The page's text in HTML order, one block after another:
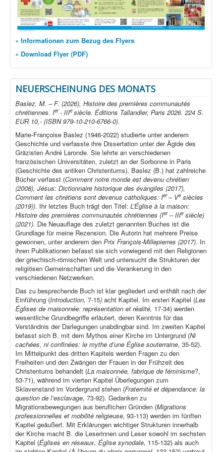
» Informationen zum Bezug des Flyers
» Download Flyer (PDF)
NEUERSCHEINUNG DES MONATS
Baslez, M. – F. (2026), Histoire des premières communautés
chrétiennes. Ier- IIIe siècle. Éditions Tallandier, Paris 2026. 224 S.
EUR 10,- (ISBN 979-10-210-6766-0).
Marie-Françoise Baslez (1946-2022) studierte unter anderem
Geschichte und verfasste ihre Dissertation unter der Ägide des
Gräzisten André Laronde. Sie lehrte an verschiedenen
französischen Universitäten, zuletzt an der Sorbonne in Paris
(Geschichte des antiken Christentums). Baslez (B.) hat zahlreiche
Bücher verfasst (Comment notre monde est devenu chrétien
(2008), Jésus: Dictionnaire historique des évangiles (2017),
Comment les chrétiens sont devenus catholiques: Ier– Ve siècles
(2019)). Ihr letztes Buch trägt den Titel: L’Église à la maison:
Histoire des premières communautés chrétiennes (Ier– IIIe siècle)
(2021). Die Neuauflage des zuletzt genannten Buches ist die
Grundlage für meine Rezension. Die Autorin hat mehrere Preise
gewonnen, unter anderem den Prix François-Millepierres (2017). In
ihren Publikationen befasst sie sich vorwiegend mit den Religionen
der griechisch-römischen Welt und untersucht die Strukturen der
religiösen Gemeinschaften und die Verankerung in den
verschiedenen Netzwerken.
Das zu besprechende Buch ist klar gegliedert und enthält nach der
Einführung (Introduction, 7-15) acht Kapitel. Im ersten Kapitel (Les
Églises de maisonnée: représentation et réalité, 17-34) werden
wesentliche Grundbegriffe erläutert, deren Kenntnis für das
Verständnis der Darlegungen unabdingbar sind. Im zweiten Kapitel
befasst sich B. mit dem Mythos einer Kirche im Untergrund (Ni
cachées, ni confinées: le mythe d’une Église souterraine, 35-52).
Im Mittelpunkt des dritten Kapitels werden Fragen zu den
Freiheiten und den Zwängen der Frauen in der Frühzeit des
Christentums behandelt (La maisonnée, fabrique de féminisme?,
53-71), während im vierten Kapitel Überlegungen zum
Sklavenstand im Vordergrund stehen (Fraternité et dépendance: la
question de l’esclavage, 73-92). Gedanken zu
Migrationsbewegungen aus beruflichen Gründen (Migrations
professionnelles et mobilité religieuse, 93-113) werden im fünften
Kapitel geäußert. Mit Erklärungen wichtiger Strukturen innerhalb
der Kirche macht B. die Leserinnen und Leser sowohl im sechsten
Kapitel (Églises en réseaux, Église synodale, 115-132) als auch